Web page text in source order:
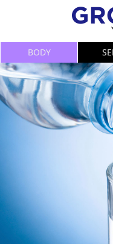
BODY